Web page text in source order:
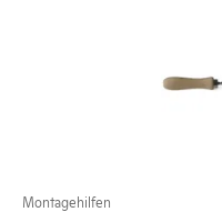
Montagehilfen